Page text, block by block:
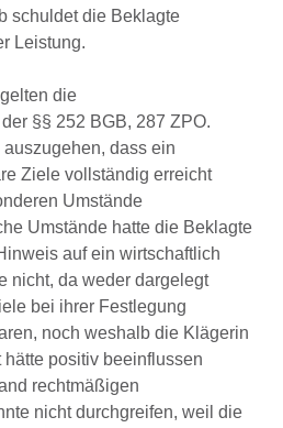
schuldet die Beklagte
Leistung.
die
§§ 252 BGB, 287 ZPO.
dass ein
Ziele vollständig erreicht
Umstände
Umstände hatte die Beklagte
auf ein wirtschaftlich
nicht, da weder dargelegt
bei ihrer Festlegung
noch weshalb die Klägerin
positiv beeinflussen
rechtmäßigen
nicht durchgreifen, weil die